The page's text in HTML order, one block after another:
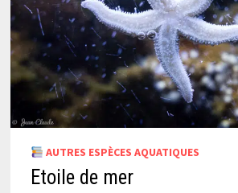
AUTRES ESPÈCES AQUATIQUES
Etoile de mer